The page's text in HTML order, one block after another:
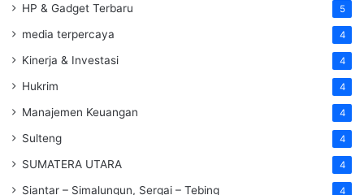
HP & Gadget Terbaru 5
media terpercaya 4
Kinerja & Investasi 4
Hukrim 4
Manajemen Keuangan 4
Sulteng 4
SUMATERA UTARA 4
Siantar – Simalungun, Sergai – Tebing 4